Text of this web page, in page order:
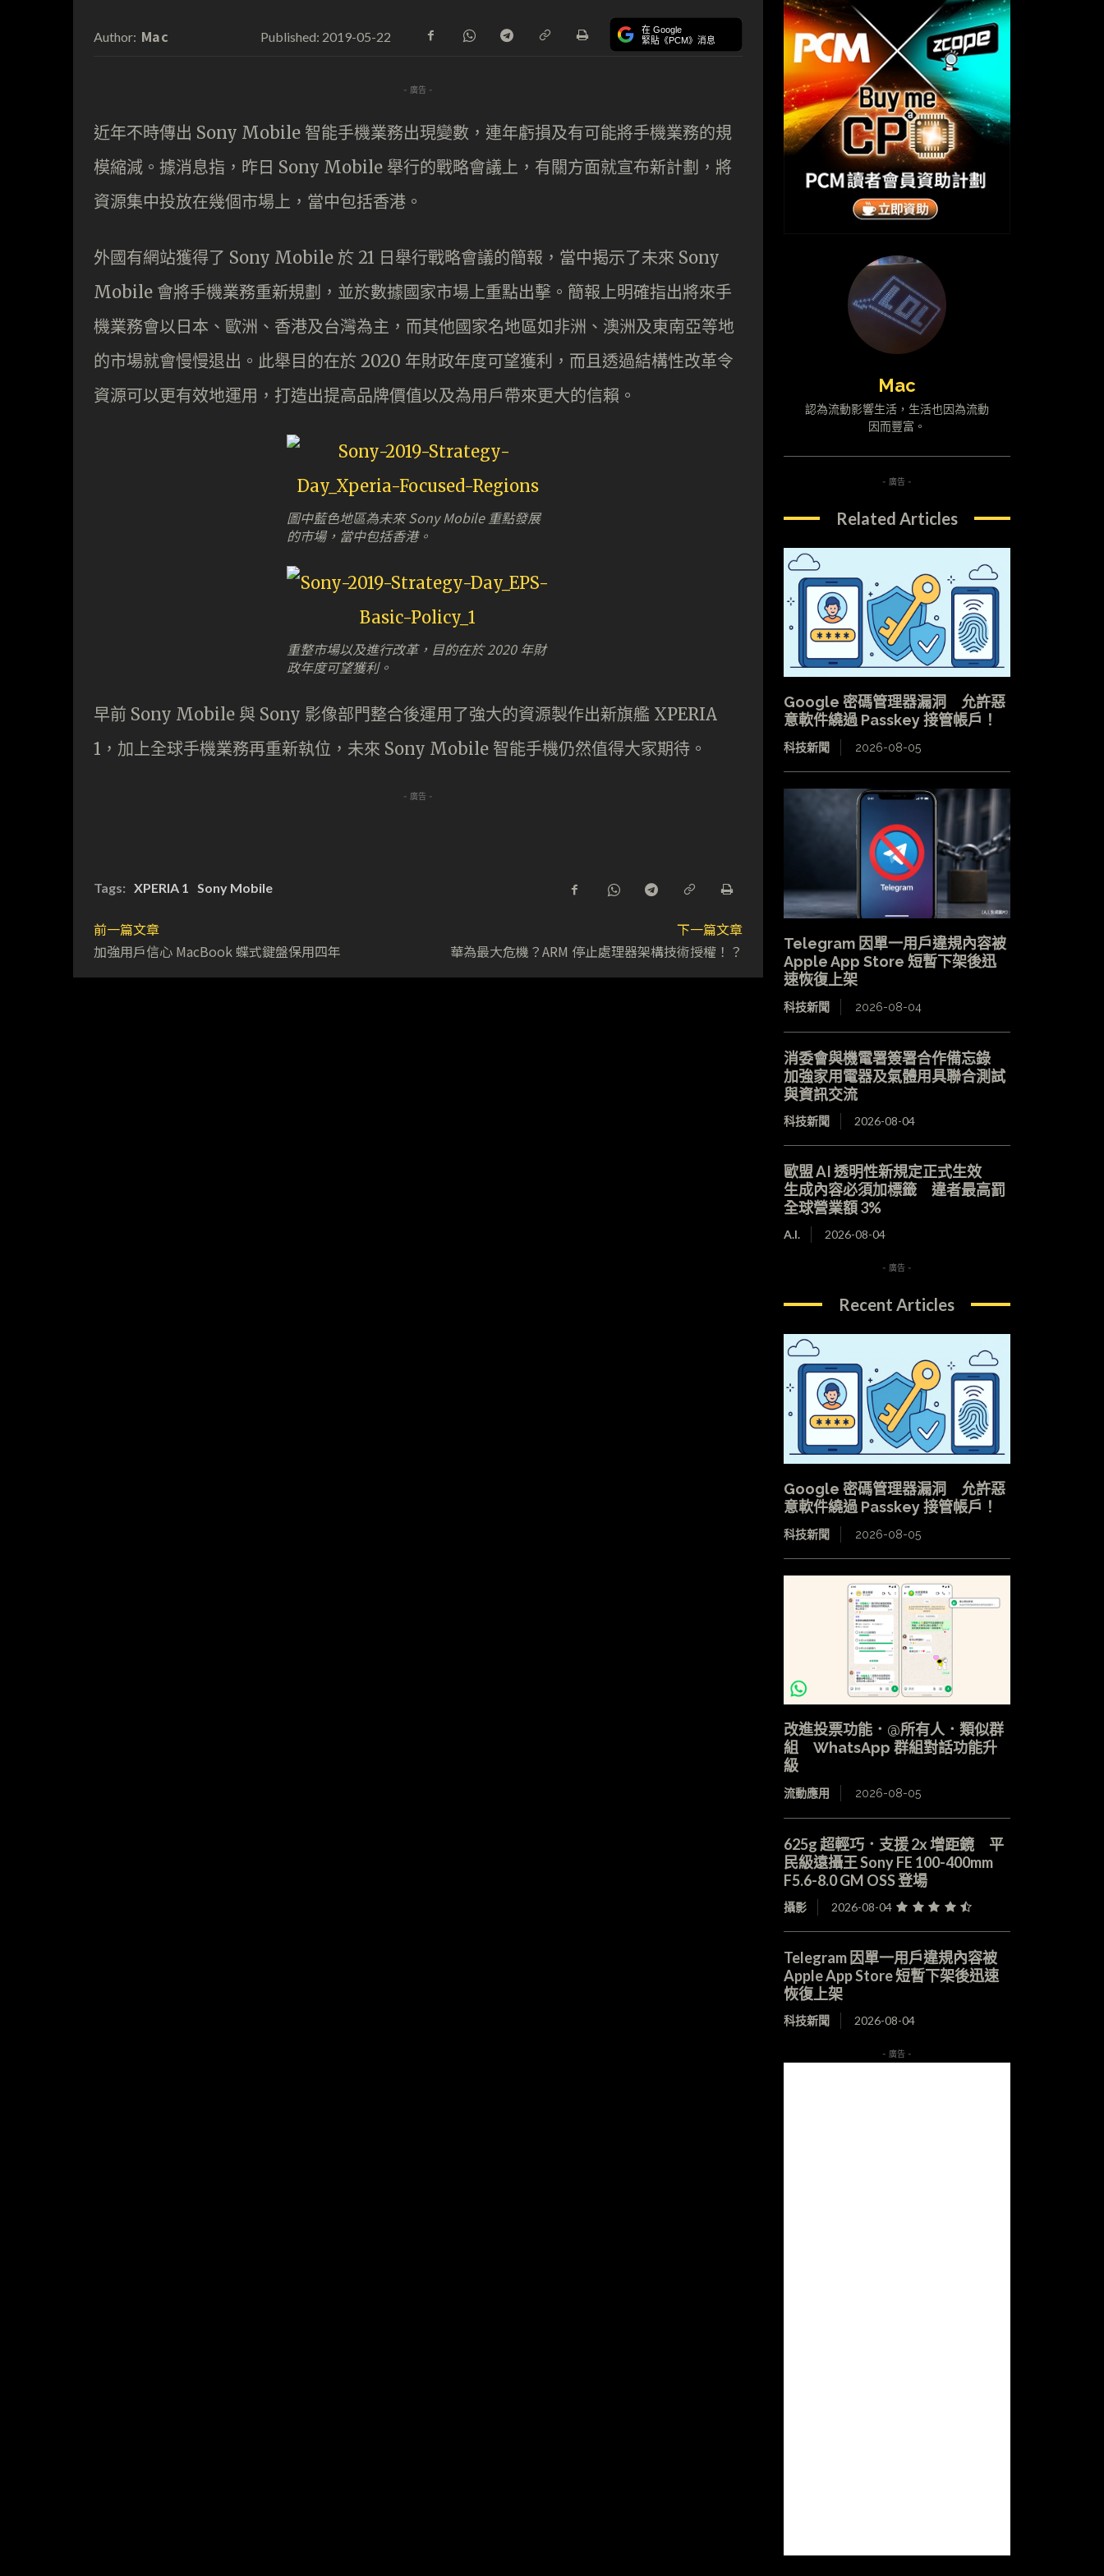
Author: Mac Published: 2019-05-22 在 Google
緊貼《PCM》消息
- 廣告 -
近年不時傳出 Sony Mobile 智能手機業務出現變數，連年虧損及有可能將手機業務的規
模縮減。據消息指，昨日 Sony Mobile 舉行的戰略會議上，有關方面就宣布新計劃，將
資源集中投放在幾個市場上，當中包括香港。
外國有網站獲得了 Sony Mobile 於 21 日舉行戰略會議的簡報，當中揭示了未來 Sony
Mobile 會將手機業務重新規劃，並於數據國家市場上重點出擊。簡報上明確指出將來手
機業務會以日本、歐洲、香港及台灣為主，而其他國家名地區如非洲、澳洲及東南亞等地
的市場就會慢慢退出。此舉目的在於 2020 年財政年度可望獲利，而且透過結構性改革令
資源可以更有效地運用，打造出提高品牌價值以及為用戶帶來更大的信賴。
圖中藍色地區為未來 Sony Mobile 重點發展
的市場，當中包括香港。
重整市場以及進行改革，目的在於 2020 年財
政年度可望獲利。
早前 Sony Mobile 與 Sony 影像部門整合後運用了強大的資源製作出新旗艦 XPERIA
1，加上全球手機業務再重新執位，未來 Sony Mobile 智能手機仍然值得大家期待。
- 廣告 -
Tags: XPERIA 1 Sony Mobile
前一篇文章
加強用戶信心 MacBook 蝶式鍵盤保用四年
下一篇文章
華為最大危機？ARM 停止處理器架構技術授權！？
Mac
認為流動影響生活，生活也因為流動
因而豐富。
- 廣告 -
Related Articles
Google 密碼管理器漏洞 允許惡
意軟件繞過 Passkey 接管帳戶！
科技新聞 2026-08-05
Telegram 因單一用戶違規內容被
Apple App Store 短暫下架後迅
速恢復上架
科技新聞 2026-08-04
消委會與機電署簽署合作備忘錄
加強家用電器及氣體用具聯合測試
與資訊交流
科技新聞 2026-08-04
歐盟 AI 透明性新規定正式生效
生成內容必須加標籤 違者最高罰
全球營業額 3%
A.I. 2026-08-04
- 廣告 -
Recent Articles
Google 密碼管理器漏洞 允許惡
意軟件繞過 Passkey 接管帳戶！
科技新聞 2026-08-05
改進投票功能．@所有人．類似群
組 WhatsApp 群組對話功能升
級
流動應用 2026-08-05
625g 超輕巧．支援 2x 增距鏡 平
民級遠攝王 Sony FE 100-400mm
F5.6-8.0 GM OSS 登場
攝影 2026-08-04
Telegram 因單一用戶違規內容被
Apple App Store 短暫下架後迅速
恢復上架
科技新聞 2026-08-04
- 廣告 -